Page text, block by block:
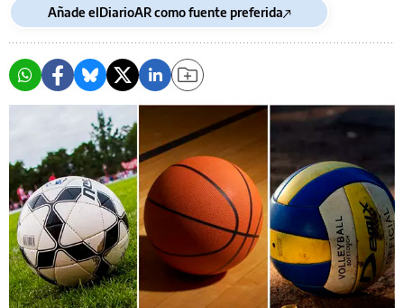
Añade elDiarioAR como fuente preferida